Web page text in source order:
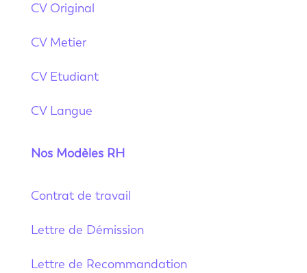
CV Original
CV Metier
CV Etudiant
CV Langue
Nos Modèles RH
Contrat de travail
Lettre de Démission
Lettre de Recommandation